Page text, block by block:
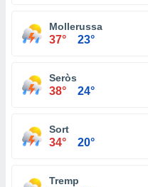
Mollerussa
37° 23°
Seròs
38° 24°
Sort
34° 20°
Tremp